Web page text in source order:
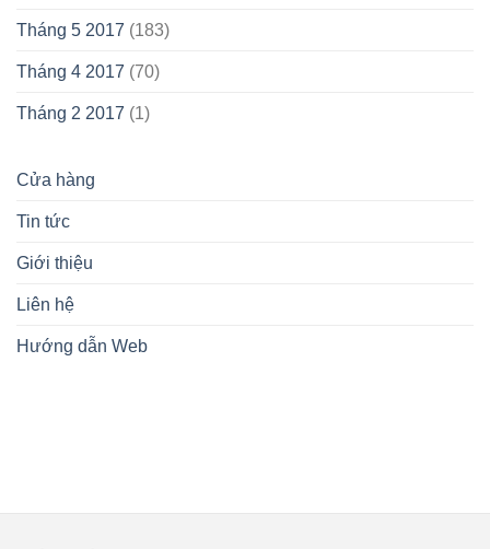
Tháng 5 2017 (183)
Tháng 4 2017 (70)
Tháng 2 2017 (1)
Cửa hàng
Tin tức
Giới thiệu
Liên hệ
Hướng dẫn Web